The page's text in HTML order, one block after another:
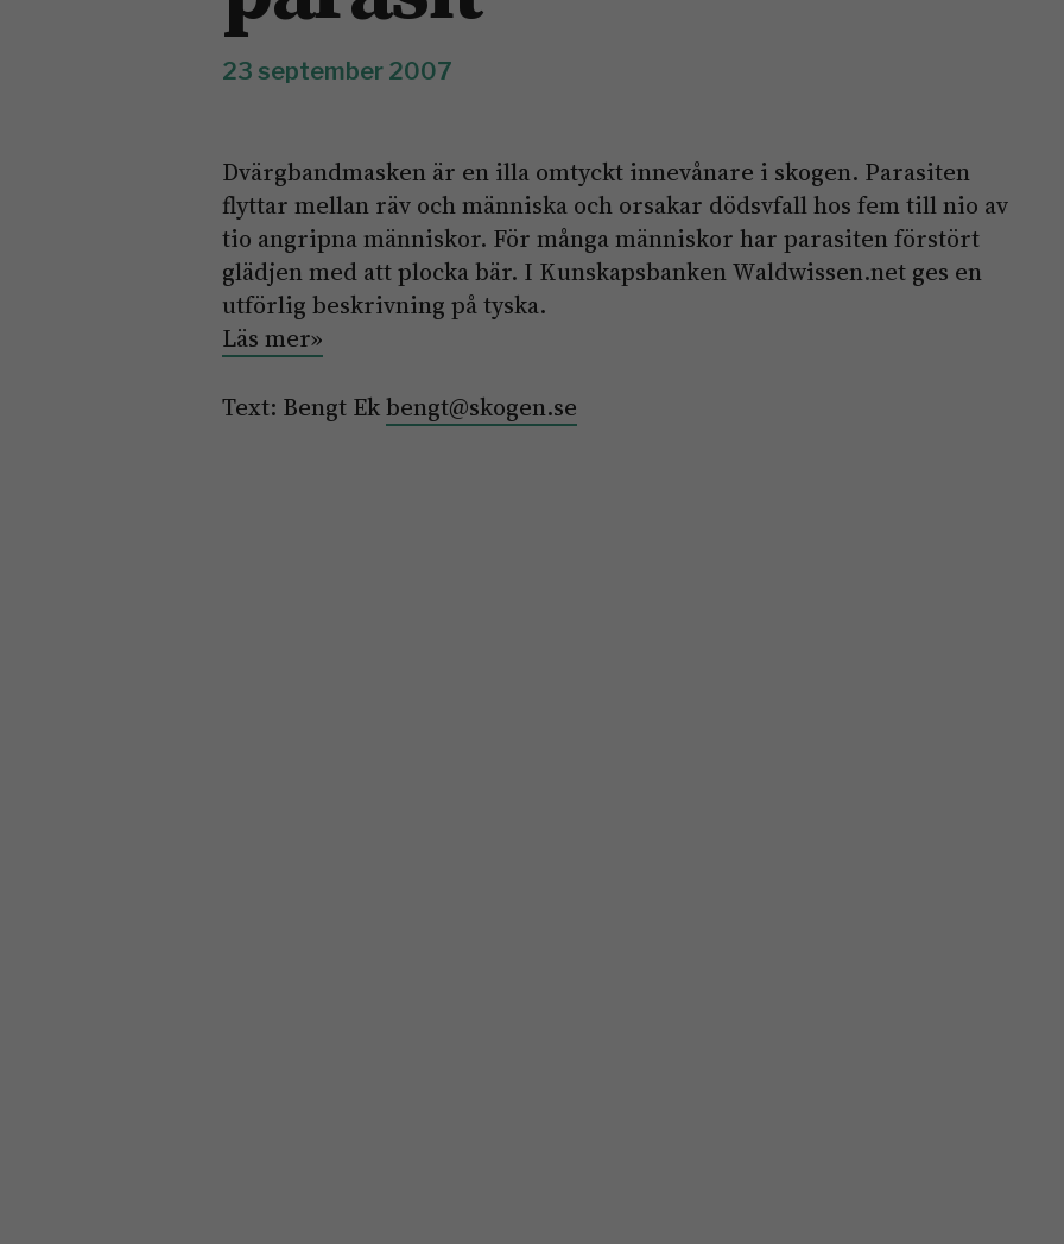
23 september 2007
Dvärgbandmasken är en illa omtyckt innevånare i skogen. Parasiten
flyttar mellan räv och människa och orsakar dödsvfall hos fem till nio av
tio angripna människor. För många människor har parasiten förstört
glädjen med att plocka bär. I Kunskapsbanken Waldwissen.net ges en
utförlig beskrivning på tyska.
Läs mer»
Text: Bengt Ekbengt@skogen.se